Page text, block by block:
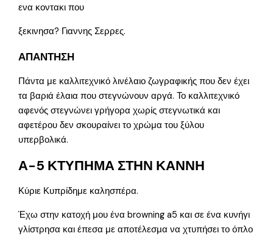
ενα κοντακι που
ξεκινησα? Γιαννης Σερρες.
ΑΠΑΝΤΗΣΗ
Πάντα με καλλιτεχνικό λινέλαιο ζωγραφικής που δεν έχει
τα βαριά έλαια που στεγνώνουν αργά. Το καλλιτεχνικό
αφενός στεγνώνει γρήγορα χωρίς στεγνωτικά και
αφετέρου δεν σκουραίνει το χρώμα του ξύλου
υπερβολικά.
Α-5 ΚΤΥΠΗΜΑ ΣΤΗΝ ΚΑΝΝΗ
Κύριε Κυπρίδημε καλησπέρα.
Έχω στην κατοχή μου ένα browning a5 και σε ένα κυνήγι
γλίστρησα και έπεσα με αποτέλεσμα να χτυπήσει το όπλο